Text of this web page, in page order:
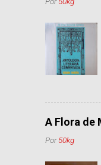
A Flora de
Por50kg